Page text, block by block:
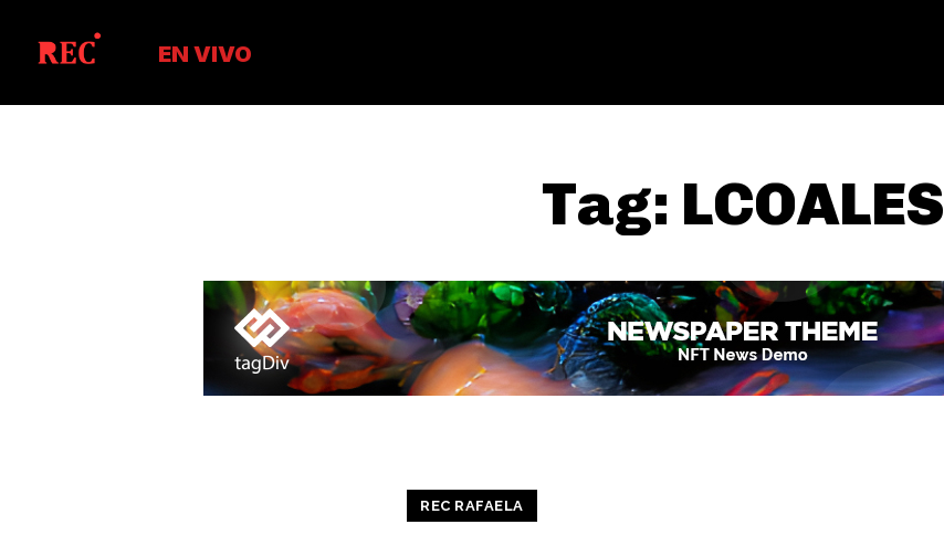
EN VIVO
Tag: LCOALES
REC RAFAELA